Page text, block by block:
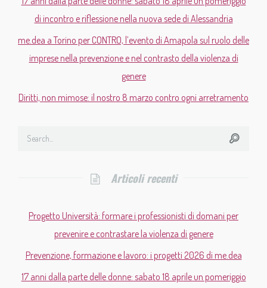
di incontro e riflessione nella nuova sede di Alessandria
me.dea a Torino per CONTRO, l’evento di Amapola sul ruolo delle
imprese nella prevenzione e nel contrasto della violenza di
genere
Diritti, non mimose: il nostro 8 marzo contro ogni arretramento
Articoli recenti
Progetto Università: formare i professionisti di domani per
prevenire e contrastare la violenza di genere
Prevenzione, formazione e lavoro: i progetti 2026 di me.dea
17 anni dalla parte delle donne: sabato 18 aprile un pomeriggio